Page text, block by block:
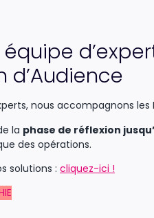
équipe
d’Audience
nous accompagnons les
la phase de réflexion
des opérations.
solutions : cliquez-ici !